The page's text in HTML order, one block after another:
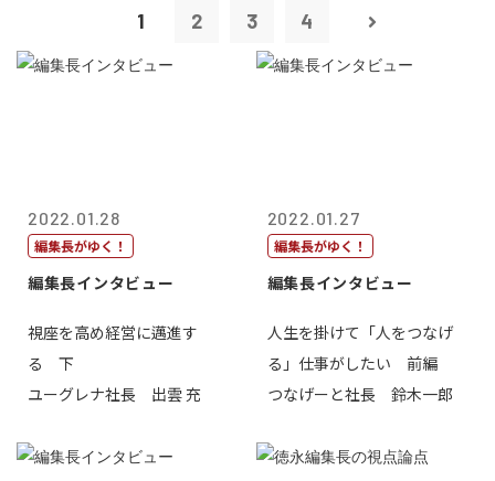
1 2 3 4
2022.01.28
編集長がゆく！
編集長インタビュー
視座を高め経営に邁進す
る 下
ユーグレナ社長 出雲 充
2022.01.27
編集長がゆく！
編集長インタビュー
人生を掛けて「人をつなげ
る」仕事がしたい 前編
つなげーと社長 鈴木一郎